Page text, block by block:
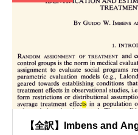
【全訳】Imbens and